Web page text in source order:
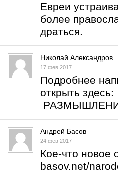
Евреи
более
драться.
Николай Александров.
17 фев 2017
Подробнее
открыть
Андрей Басов
24 фев 2017
Кое-что новое
basov.net/